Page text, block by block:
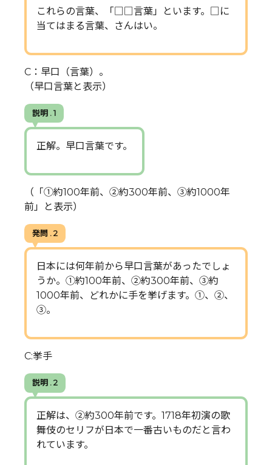
これらの言葉、「□□言葉」といます。□に
当てはまる言葉、さんはい。
C：早口（言葉）。
（早口言葉と表示）
説明 . 1
正解。早口言葉です。
（「①約100年前、②約300年前、③約1000年
前」と表示）
発問 . 2
日本には何年前から早口言葉があったでしょ
うか。①約100年前、②約300年前、③約
1000年前、どれかに手を挙げます。①、②、
③。
C:挙手
説明 . 2
正解は、②約300年前です。1718年初演の歌
舞伎のセリフが日本で一番古いものだと言わ
れています。